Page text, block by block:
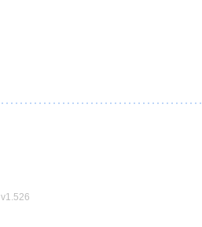
v1.526